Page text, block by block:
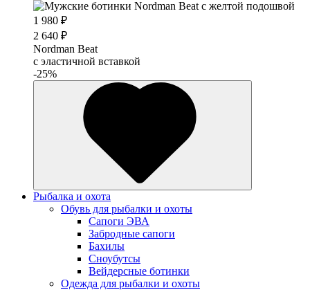
1 980 ₽
2 640 ₽
Nordman Beat
с эластичной вставкой
-25%
Рыбалка и охота
Обувь для рыбалки и охоты
Сапоги ЭВА
Забродные сапоги
Бахилы
Сноубутсы
Вейдерсные ботинки
Одежда для рыбалки и охоты